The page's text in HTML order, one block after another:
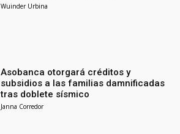
Wuinder Urbina
Asobanca otorgará créditos y
subsidios a las familias damnificadas
tras doblete sísmico
Janna Corredor